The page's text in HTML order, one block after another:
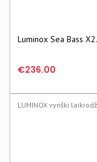
Luminox Sea Bass
€236.00
LUMINOX vyriški